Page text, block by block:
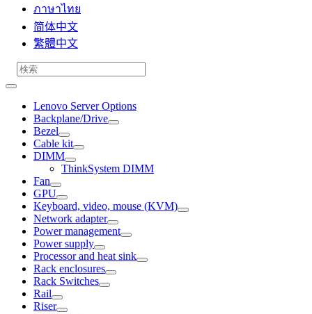
ภาษาไทย
简体中文
繁體中文
Lenovo Server Options
Backplane/Drive
Bezel
Cable kit
DIMM
ThinkSystem DIMM
Fan
GPU
Keyboard, video, mouse (KVM)
Network adapter
Power management
Power supply
Processor and heat sink
Rack enclosures
Rack Switches
Rail
Riser